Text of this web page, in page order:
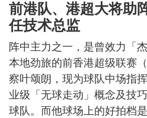
前港队、港超大将
任技术总监
阵中主力之一，是曾效力「
本地劲旅的前香港超级联赛
察叶颂朗，现为球队中场指
业级「无球走动」概念及技
球队。而他球场上的好拍档